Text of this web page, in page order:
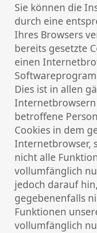
Sie können die
durch eine
Ihres Browsers
bereits gesetzte
einen
Dies ist in allen
betroffene
Cookies in dem
Internetbrowser,
nicht alle
vollumfänglich
jedoch darauf
gegebenenfalls
Funktionen
vollumfänglich